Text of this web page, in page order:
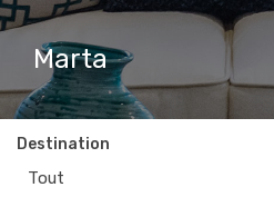
Marta
Destination
Tout